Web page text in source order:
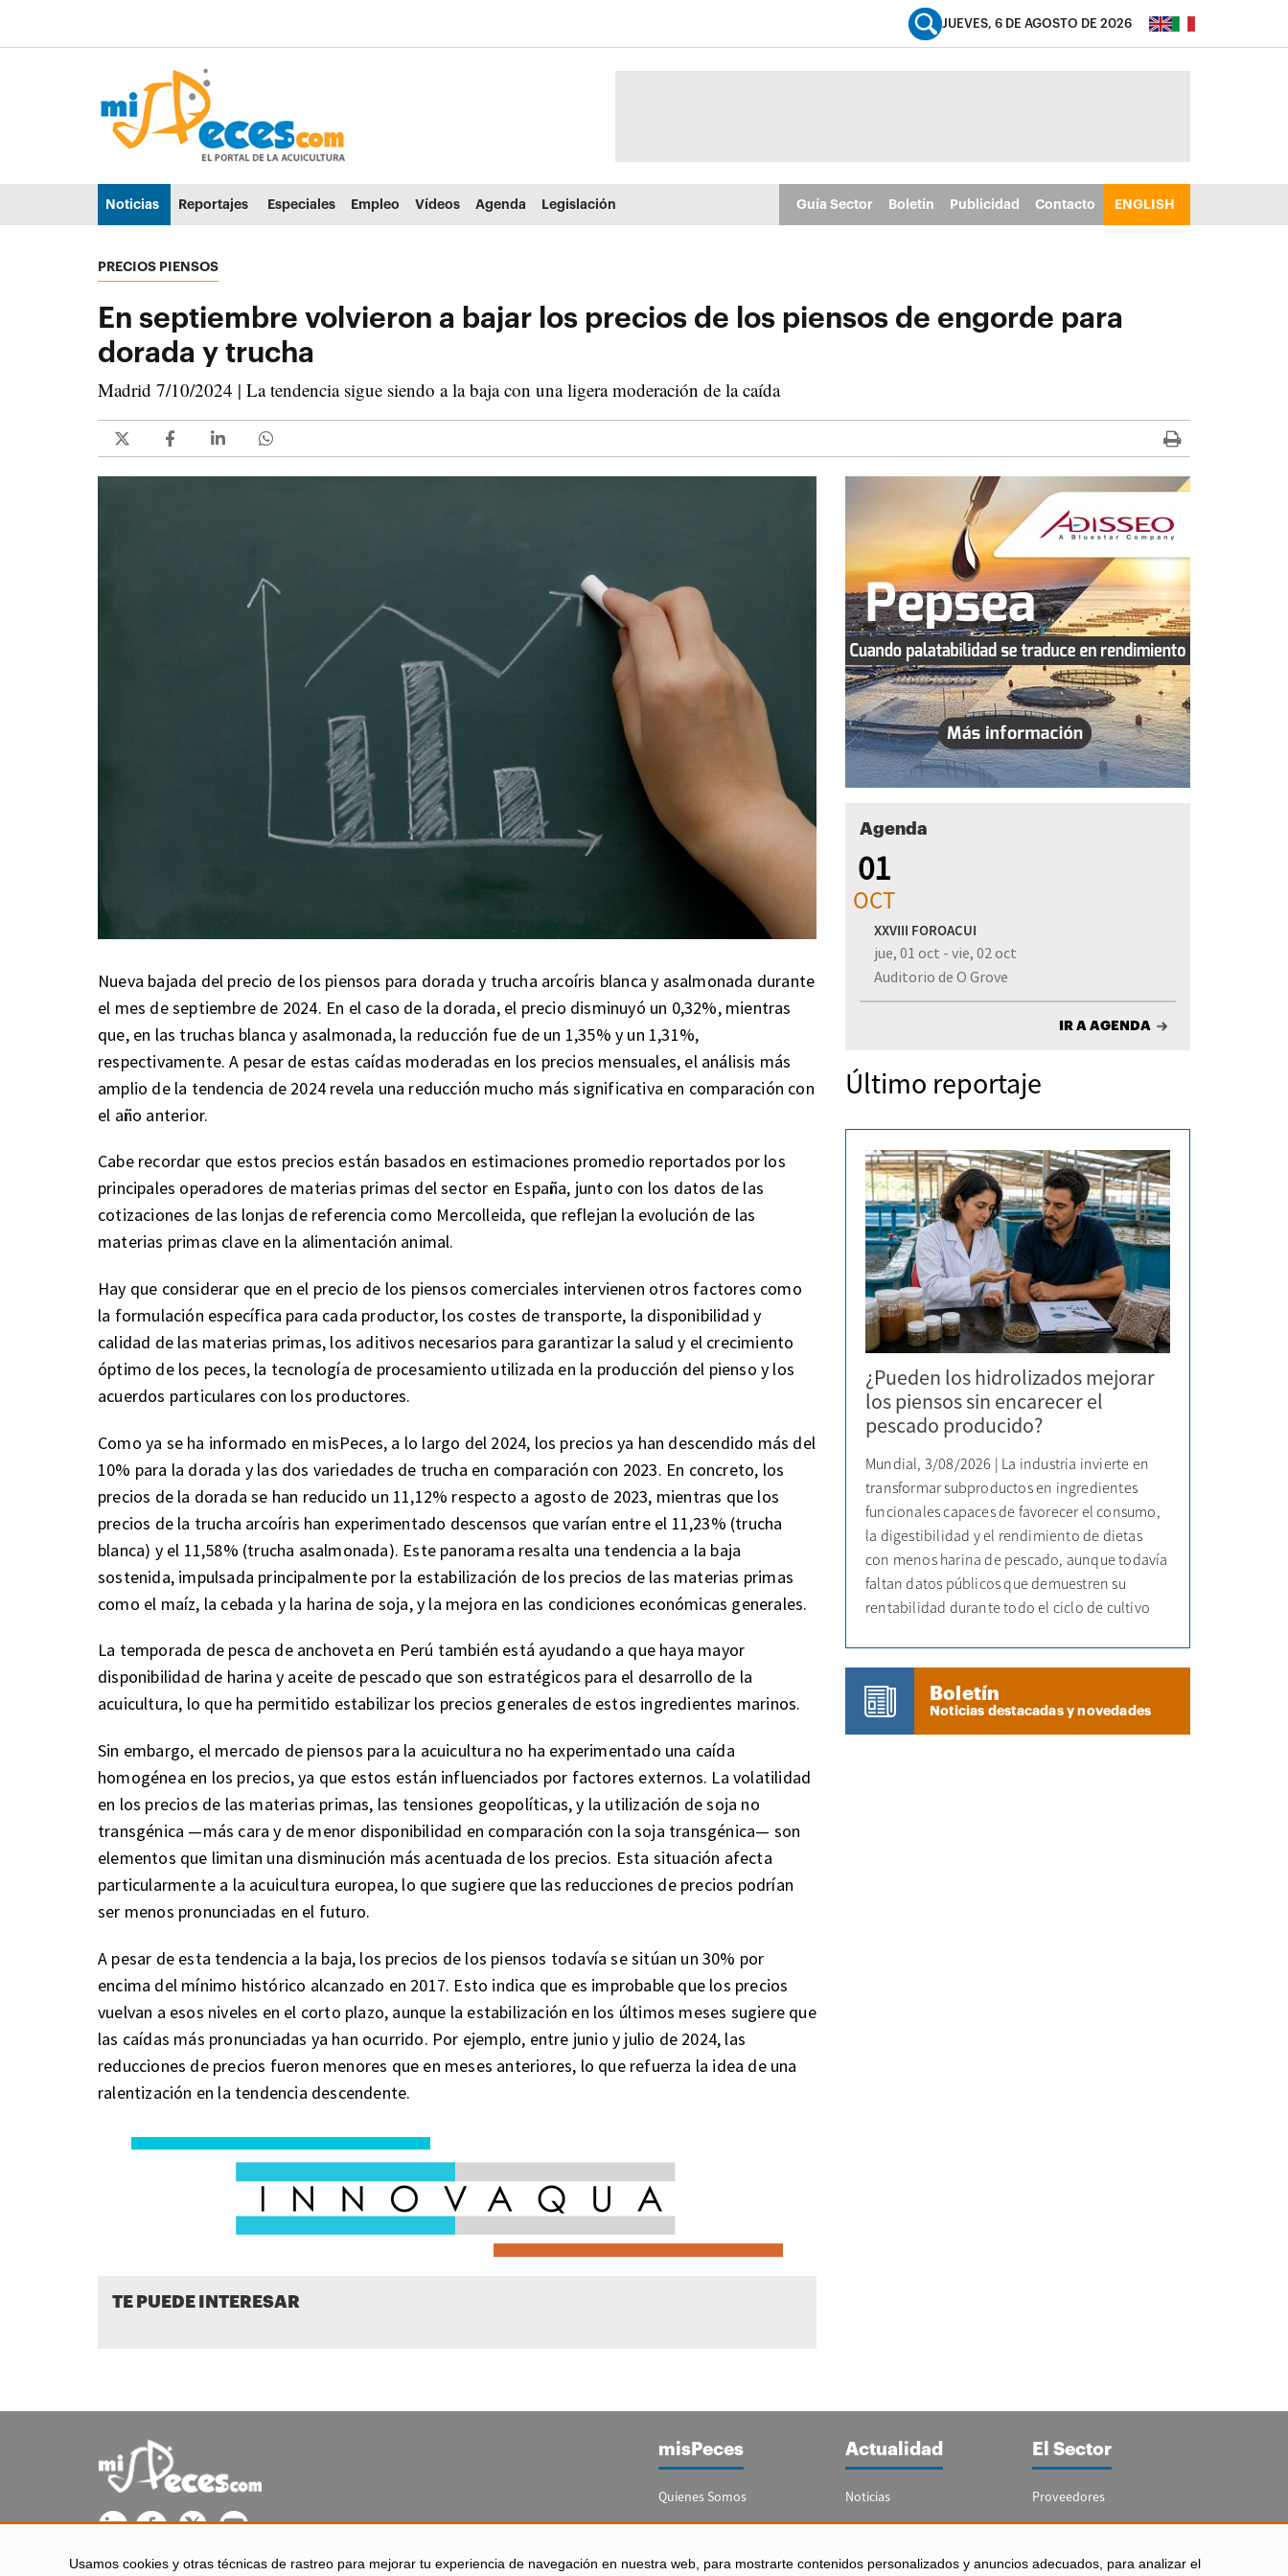
Usamos cookies y otras técnicas de rastreo para mejorar tu experiencia de navegación en nuestra web, para mostrarte contenidos personalizados y anuncios adecuados, para analizar el
Ir al menú principal (alt + u)
JUEVES, 6 DE AGOSTO DE 2026
Noticias Reportajes Especiales Empleo Vídeos Agenda Legislación Guía Sector Boletín Publicidad Contacto ENGLISH
PRECIOS PIENSOS
En septiembre volvieron a bajar los precios de los piensos de engorde para
dorada y trucha
Madrid 7/10/2024 | La tendencia sigue siendo a la baja con una ligera moderación de la caída
Nueva bajada del precio de los piensos para dorada y trucha arcoíris blanca y asalmonada durante
el mes de septiembre de 2024. En el caso de la dorada, el precio disminuyó un 0,32%, mientras
que, en las truchas blanca y asalmonada, la reducción fue de un 1,35% y un 1,31%,
respectivamente. A pesar de estas caídas moderadas en los precios mensuales, el análisis más
amplio de la tendencia de 2024 revela una reducción mucho más significativa en comparación con
el año anterior.
Cabe recordar que estos precios están basados en estimaciones promedio reportados por los
principales operadores de materias primas del sector en España, junto con los datos de las
cotizaciones de las lonjas de referencia como Mercolleida, que reflejan la evolución de las
materias primas clave en la alimentación animal.
Hay que considerar que en el precio de los piensos comerciales intervienen otros factores como
la formulación específica para cada productor, los costes de transporte, la disponibilidad y
calidad de las materias primas, los aditivos necesarios para garantizar la salud y el crecimiento
óptimo de los peces, la tecnología de procesamiento utilizada en la producción del pienso y los
acuerdos particulares con los productores.
Como ya se ha informado en misPeces, a lo largo del 2024, los precios ya han descendido más del
10% para la dorada y las dos variedades de trucha en comparación con 2023. En concreto, los
precios de la dorada se han reducido un 11,12% respecto a agosto de 2023, mientras que los
precios de la trucha arcoíris han experimentado descensos que varían entre el 11,23% (trucha
blanca) y el 11,58% (trucha asalmonada). Este panorama resalta una tendencia a la baja
sostenida, impulsada principalmente por la estabilización de los precios de las materias primas
como el maíz, la cebada y la harina de soja, y la mejora en las condiciones económicas generales.
La temporada de pesca de anchoveta en Perú también está ayudando a que haya mayor
disponibilidad de harina y aceite de pescado que son estratégicos para el desarrollo de la
acuicultura, lo que ha permitido estabilizar los precios generales de estos ingredientes marinos.
Sin embargo, el mercado de piensos para la acuicultura no ha experimentado una caída
homogénea en los precios, ya que estos están influenciados por factores externos. La volatilidad
en los precios de las materias primas, las tensiones geopolíticas, y la utilización de soja no
transgénica —más cara y de menor disponibilidad en comparación con la soja transgénica— son
elementos que limitan una disminución más acentuada de los precios. Esta situación afecta
particularmente a la acuicultura europea, lo que sugiere que las reducciones de precios podrían
ser menos pronunciadas en el futuro.
A pesar de esta tendencia a la baja, los precios de los piensos todavía se sitúan un 30% por
encima del mínimo histórico alcanzado en 2017. Esto indica que es improbable que los precios
vuelvan a esos niveles en el corto plazo, aunque la estabilización en los últimos meses sugiere que
las caídas más pronunciadas ya han ocurrido. Por ejemplo, entre junio y julio de 2024, las
reducciones de precios fueron menores que en meses anteriores, lo que refuerza la idea de una
ralentización en la tendencia descendente.
TE PUEDE INTERESAR
Agenda
01
OCT
XXVIII FOROACUI
jue, 01 oct - vie, 02 oct
Auditorio de O Grove
IR A AGENDA
Último reportaje
¿Pueden los hidrolizados mejorar
los piensos sin encarecer el
pescado producido?
Mundial, 3/08/2026 | La industria invierte en
transformar subproductos en ingredientes
funcionales capaces de favorecer el consumo,
la digestibilidad y el rendimiento de dietas
con menos harina de pescado, aunque todavía
faltan datos públicos que demuestren su
rentabilidad durante todo el ciclo de cultivo
Boletín
Noticias destacadas y novedades
misPeces se edita desde El Puerto de Santa María (Cádiz - España)
misPeces
Quienes Somos
Publicidad
Contacto
Actualidad
Noticias
Reportajes
Boletín Acuicultura
El Sector
Proveedores
Guía del Sector
Legislación